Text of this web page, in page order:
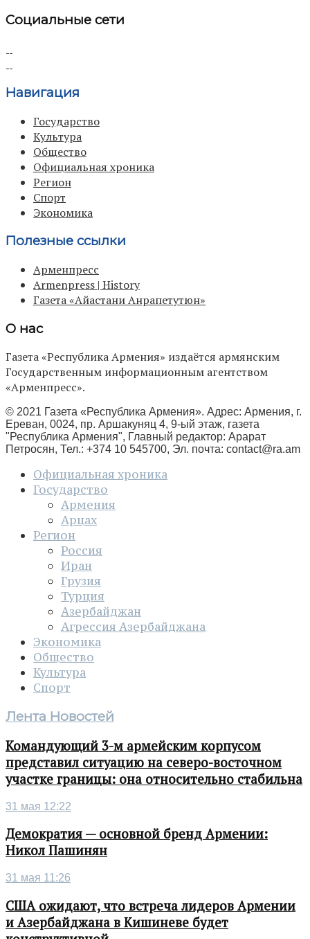
Социальные сети
Навигация
Государство
Культура
Общество
Официальная хроника
Регион
Спорт
Экономика
Полезные ссылки
Арменпресс
Armenpress | History
Газета «Айастани Анрапетутюн»
О нас
Газета «Республика Армения» издаётся армянским
Государственным информационным агентством
«Арменпресс».
© 2021 Газета «Республика Армения». Адрес: Армения, г.
Ереван, 0024, пр. Аршакуняц 4, 9-ый этаж, газета
"Республика Армения", Главный редактор: Арарат
Петросян, Тел.: +374 10 545700, Эл. почта: contact@ra.am
Официальная хроника
Государство
Армения
Арцах
Регион
Россия
Иран
Грузия
Турция
Азербайджан
Агрессия Азербайджана
Экономика
Общество
Культура
Спорт
Лента Новостей
Командующий 3-м армейским корпусом
представил ситуацию на северо-восточном
участке границы: она относительно стабильна
31 мая 12:22
Демократия — основной бренд Армении:
Никол Пашинян
31 мая 11:26
США ожидают, что встреча лидеров Армении
и Азербайджана в Кишиневе будет